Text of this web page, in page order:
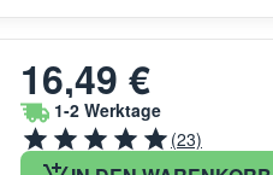
16,49 €
1-2 Werktage
(23)